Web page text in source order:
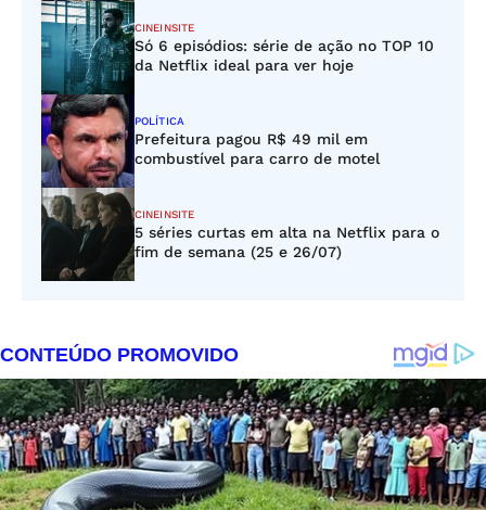
CINEINSITE
Só 6 episódios: série de ação no TOP 10
da Netflix ideal para ver hoje
POLÍTICA
Prefeitura pagou R$ 49 mil em
combustível para carro de motel
CINEINSITE
5 séries curtas em alta na Netflix para o
fim de semana (25 e 26/07)